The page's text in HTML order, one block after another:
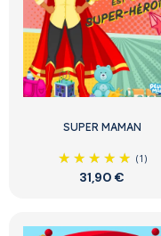
SUPER MAMAN
(1)
31,90 €